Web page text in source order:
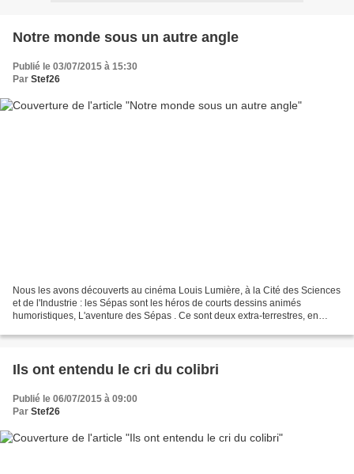
Notre monde sous un autre angle
Publié le 03/07/2015 à 15:30
Par Stef26
Nous les avons découverts au cinéma Louis Lumière, à la Cité des Sciences
et de l'Industrie : les Sépas sont les héros de courts dessins animés
humoristiques, L'aventure des Sépas . Ce sont deux extra-terrestres, en
Ils ont entendu le cri du colibri
Publié le 06/07/2015 à 09:00
Par Stef26